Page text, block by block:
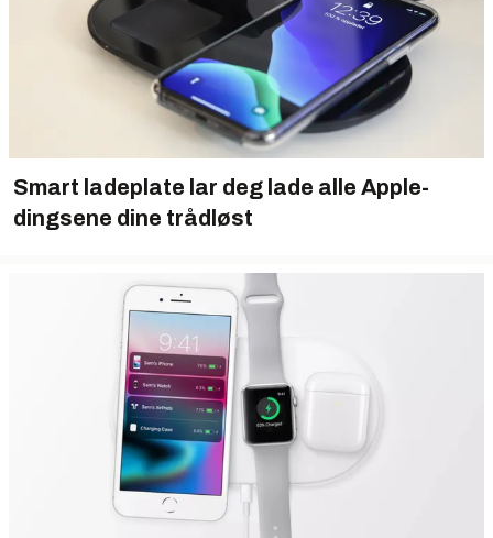
Smart ladeplate lar deg lade alle Apple-
dingsene dine trådløst